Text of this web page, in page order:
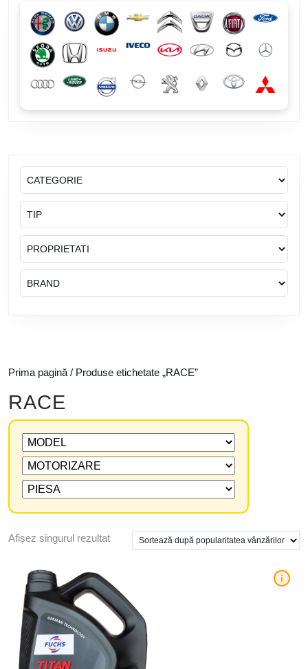
Prima pagină / Produse etichetate „RACE”
RACE
Afișez singurul rezultat
i